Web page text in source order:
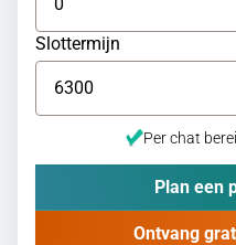
Slottermijn
Per chat
Plan een
Ontvang